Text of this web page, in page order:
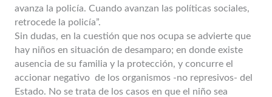
avanza la policía. Cuando avanzan las políticas sociales,
retrocede la policía”.
Sin dudas, en la cuestión que nos ocupa se advierte que
hay niños en situación de desamparo; en donde existe
ausencia de su familia y la protección, y concurre el
accionar negativo de los organismos -no represivos- del
Estado. No se trata de los casos en que el niño sea